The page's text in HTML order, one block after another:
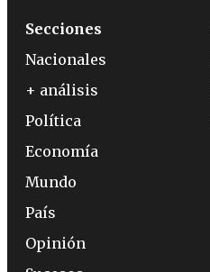
Secciones
Nacionales
+ análisis
Política
Economía
Mundo
País
Opinión